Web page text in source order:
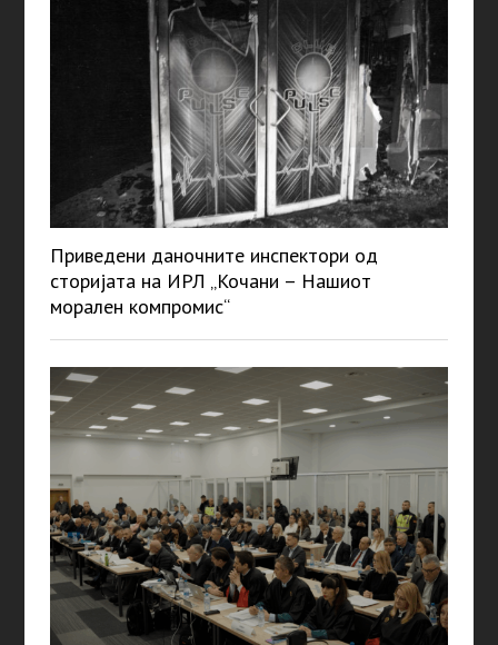
Приведени даночните инспектори од
сторијата на ИРЛ „Кочани – Нашиот
морален компромис“